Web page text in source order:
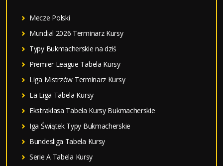
Mecze Polski
Mundial 2026 Terminarz Kursy
Typy Bukmacherskie na dziś
Premier League Tabela Kursy
Liga Mistrzów Terminarz Kursy
La Liga Tabela Kursy
Ekstraklasa Tabela Kursy Bukmacherskie
Iga Świątek Typy Bukmacherskie
Bundesliga Tabela Kursy
Serie A Tabela Kursy